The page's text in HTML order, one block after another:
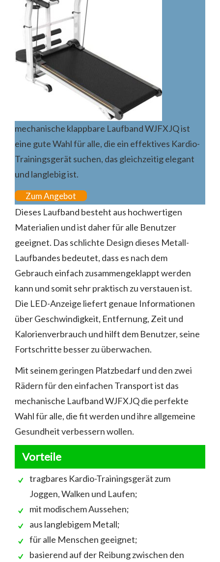
mechanische klappbare Laufband WJFXJQ ist
eine gute Wahl für alle, die ein effektives Kardio-
Trainingsgerät suchen, das gleichzeitig elegant
und langlebig ist.
Zum Angebot
Dieses Laufband besteht aus hochwertigen
Materialien und ist daher für alle Benutzer
geeignet. Das schlichte Design dieses Metall-
Laufbandes bedeutet, dass es nach dem
Gebrauch einfach zusammengeklappt werden
kann und somit sehr praktisch zu verstauen ist.
Die LED-Anzeige liefert genaue Informationen
über Geschwindigkeit, Entfernung, Zeit und
Kalorienverbrauch und hilft dem Benutzer, seine
Fortschritte besser zu überwachen.
Mit seinem geringen Platzbedarf und den zwei
Rädern für den einfachen Transport ist das
mechanische Laufband WJFXJQ die perfekte
Wahl für alle, die fit werden und ihre allgemeine
Gesundheit verbessern wollen.
Vorteile
tragbares Kardio-Trainingsgerät zum
Joggen, Walken und Laufen;
mit modischem Aussehen;
aus langlebigem Metall;
für alle Menschen geeignet;
basierend auf der Reibung zwischen den